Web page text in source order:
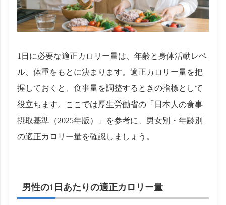
1日に必要な適正カロリー量は、年齢と身体活動レベ
ル、体重をもとに決まります。適正カロリー量を把
握しておくと、食事量を調整するときの指標として
役立ちます。ここでは厚生労働省の「日本人の食事
摂取基準（2025年版）」を参考に、男女別・年齢別
の適正カロリー量を確認しましょう。
男性の1日あたりの適正カロリー量